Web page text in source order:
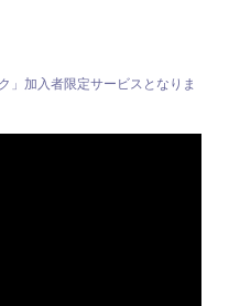
加入者限定サービスとなりま